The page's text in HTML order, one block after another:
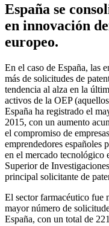
España se
en innovación
europeo.
En el caso de España, las
más de solicitudes de
tendencia al alza en la
activos de la OEP
España ha registrado el
2015, con un aumento
el compromiso de
emprendedores españoles
en el mercado tecnológico
Superior de
principal solicitante de
El sector farmacéutico fue
mayor número de
España, con un total de